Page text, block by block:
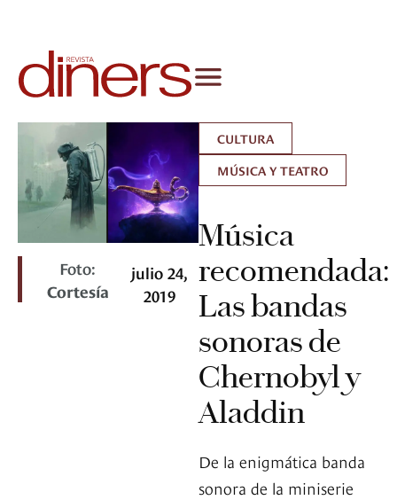
Foto:
Cortesía
julio 24,
2019
CULTURA
MÚSICA Y TEATRO
Música
recomendada:
Las bandas
sonoras de
Chernobyl y
Aladdin
De la enigmática banda
sonora de la miniserie